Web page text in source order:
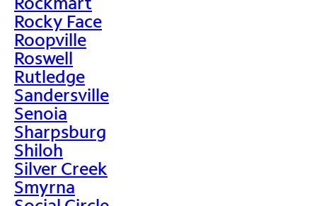
Rocky Face
Roopville
Roswell
Rutledge
Sandersville
Senoia
Sharpsburg
Shiloh
Silver Creek
Smyrna